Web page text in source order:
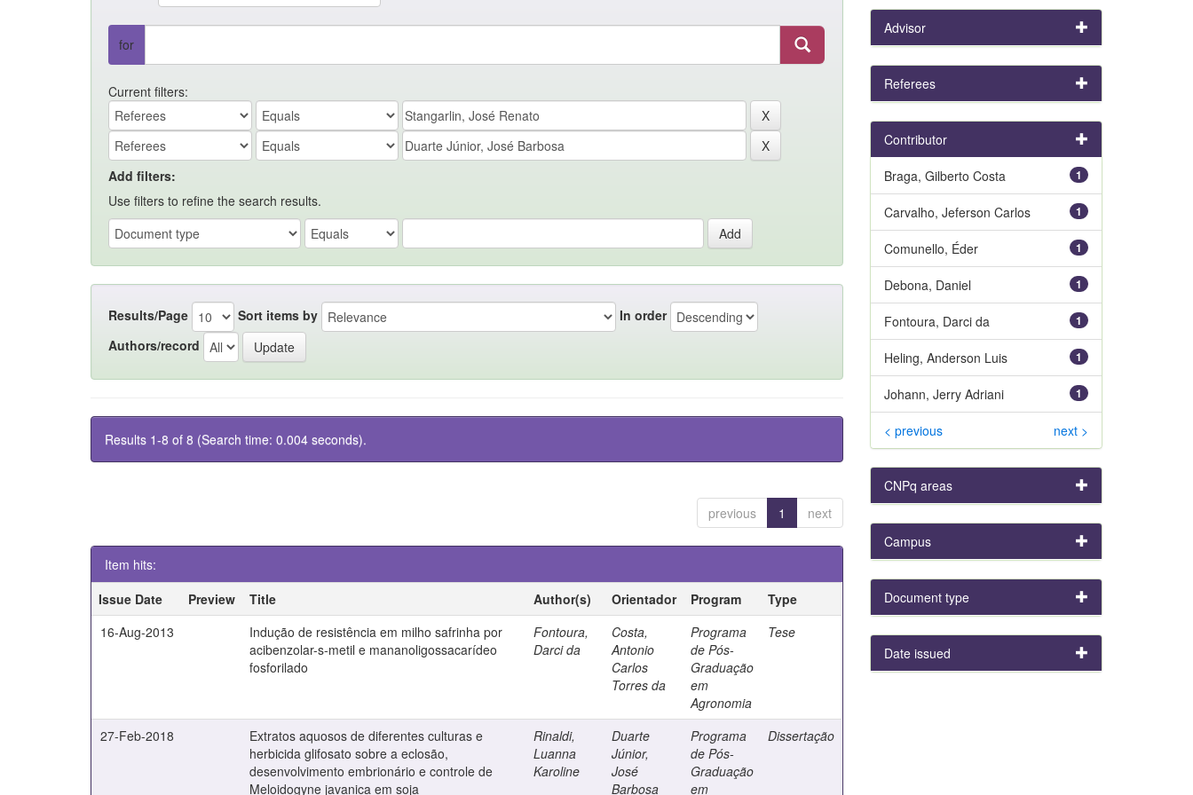
for
Current filters:
Add filters:
Use filters to refine the search results.
Results/Page Sort items by
In order
Authors/record
Results 1-8 of 8 (Search time: 0.004 seconds).
previous 1 next
Item hits:
Issue Date
Preview Title Author(s) Orientador Program
Type
16-Aug-2013
Indução de resistência em milho safrinha por
acibenzolar-s-metil e mananoligossacarídeo
fosforilado
Fontoura,
Darci da
Costa,
Antonio
Carlos
Torres da
Programa
de Pós-
Graduação
em
Agronomia
Tese
27-Feb-2018
Extratos aquosos de diferentes culturas e
herbicida glifosato sobre a eclosão,
desenvolvimento embrionário e controle de
Meloidogyne javanica em soja
Rinaldi,
Luanna
Karoline
Duarte
Júnior,
José
Barbosa
Programa
de Pós-
Graduação
em
Dissertação
Advisor
Referees
Contributor
1
Braga, Gilberto Costa
1
Carvalho, Jeferson Carlos
1
Comunello, Éder
1
Debona, Daniel
1
Fontoura, Darci da
1
Heling, Anderson Luis
1
Johann, Jerry Adriani
< previous next >
CNPq areas
Campus
Document type
Date issued